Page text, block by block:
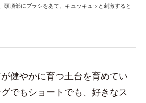
頭頂部にブラシをあて、キュッキュッと刺激すると
健やかに育つ土台を育めてい
でもショートでも、好きなス